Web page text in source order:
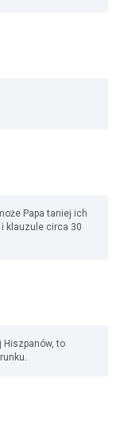
Papa taniej ich
klauzule circa 30
Hiszpanów, to